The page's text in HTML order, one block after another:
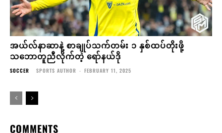
အယ်လ်နာဆာနဲ့ စာချုပ်သက်တမ်း ၁ နှစ်ထပ်တိုးဖို့
သဘောတူညီလိုက်တဲ့ ရော်နယ်ဒို
SOCCER SPORTS AUTHOR - FEBRUARY 11, 2025
COMMENTS